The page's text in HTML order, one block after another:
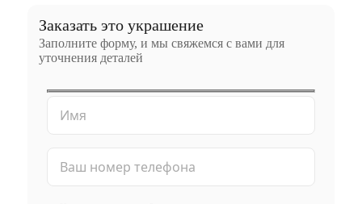
Заказать это украшение
Заполните форму, и мы свяжемся с вами для
уточнения деталей